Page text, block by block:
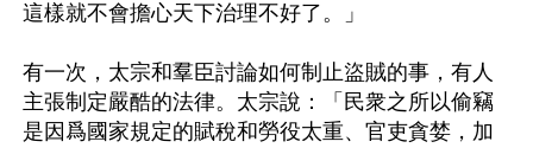
這樣就不會擔心天下治理不好了。」
有一次，太宗和羣臣討論如何制止盜賊的事，有人
主張制定嚴酷的法律。太宗說：「民衆之所以偷竊
是因爲國家規定的賦稅和勞役太重、官吏貪婪，加